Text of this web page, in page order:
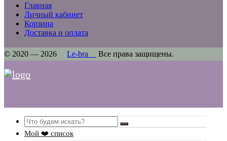
Главная
Личный кабинет
Корзина
Доставка и оплата
© 2020 — 2026 Le-bra Все права защищены.
Search
Мой ❤️ список